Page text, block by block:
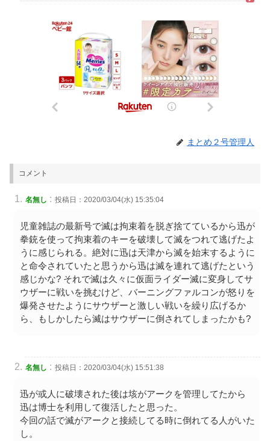
まとめ２号管理人
コメント
名無し : 投稿日：2020/03/04(水) 15:35:04
児童雑誌の最新号で滅は拘束着を脱ぎ捨てているから迅が
拳銃を使って拘束着のキーを破壊して滅をつれて逃げたよ
うに感じられる。絶対に迅は天津から滅を始末するように
と命令されていたと思うから迅は滅を連れて逃げたという
感じかな? それで滅は久々に仮面ライダー滅に変身してサ
ウザーに戦いを挑むけど、バーニングファルコンが怒りを
爆発させたようにサウザーと激しい戦いを繰り広げるか
ら、もしかしたら滅はサウザーに倒されてしまったかも?
名無し : 投稿日：2020/03/04(水) 15:51:38
迅が或人に破壊された後は垓がアークを管理してたから
迅は博士を利用して復活したと思った。
今回の話で滅がアークと接続してる時に倒れてる人がいた
し。